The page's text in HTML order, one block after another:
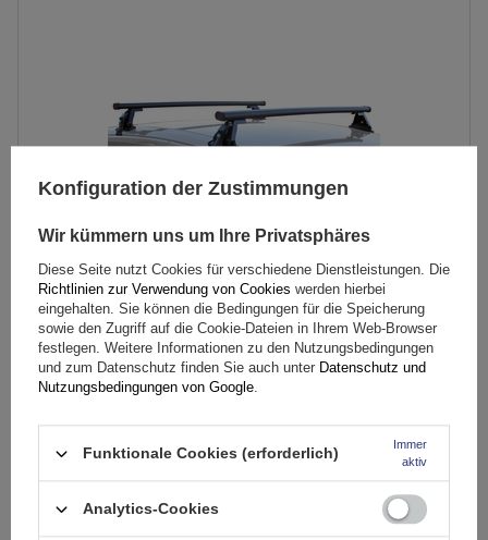
G3 Pacific Dachträger 65.130-68.086 Stahl
119,69 €inkl. MwSt
In den
Konfiguration der Zustimmungen
Wir kümmern uns um Ihre Privatsphäres
Diese Seite nutzt Cookies für verschiedene Dienstleistungen. Die
Richtlinien zur Verwendung von Cookies werden hierbei
eingehalten. Sie können die Bedingungen für die Speicherung
sowie den Zugriff auf die Cookie-Dateien in Ihrem Web-Browser
festlegen. Weitere Informationen zu den Nutzungsbedingungen
und zum Datenschutz finden Sie auch unter Datenschutz und
Nutzungsbedingungen von Google.
Funktionale Cookies (erforderlich)
Immer
aktiv
Analytics-Cookies